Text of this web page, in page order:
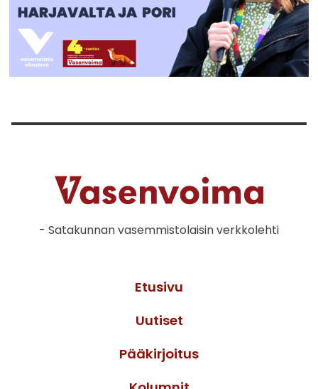
- Satakunnan vasemmistolaisin verkkolehti
Etusivu
Uutiset
Pääkirjoitus